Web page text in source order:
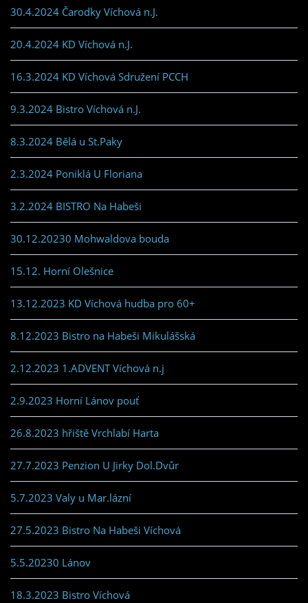
30.4.2024 Čarodky Víchová n.J.
20.4.2024 KD Víchová n.J.
16.3.2024 KD Víchová Sdružení PCCH
9.3.2024 Bistro Víchová n.J.
8.3.2024 Bělá u St.Paky
2.3.2024 Poniklá U Floriana
3.2.2024 BISTRO Na Habeši
30.12.20230 Mohwaldova bouda
15.12. Horní Olešnice
13.12.2023 KD Víchová hudba pro 60+
8.12.2023 Bistro na Habeši Mikulášská
2.12.2023 1.ADVENT Víchová n.j
2.9.2023 Horní Lánov pouť
26.8.2023 hřiště Vrchlabí Harta
27.7.2023 Penzion U Jirky Dol.Dvůr
5.7.2023 Valy u Mar.lázní
27.5.2023 Bistro Na Habeši Víchová
5.5.20230 Lánov
18.3.2023 Bistro Víchová